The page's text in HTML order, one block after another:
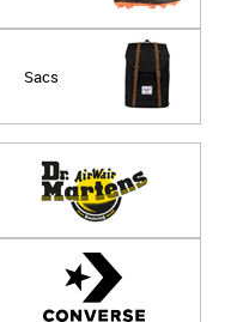
Sacs